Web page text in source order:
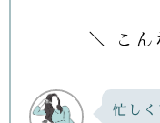
＼ こん
忙し